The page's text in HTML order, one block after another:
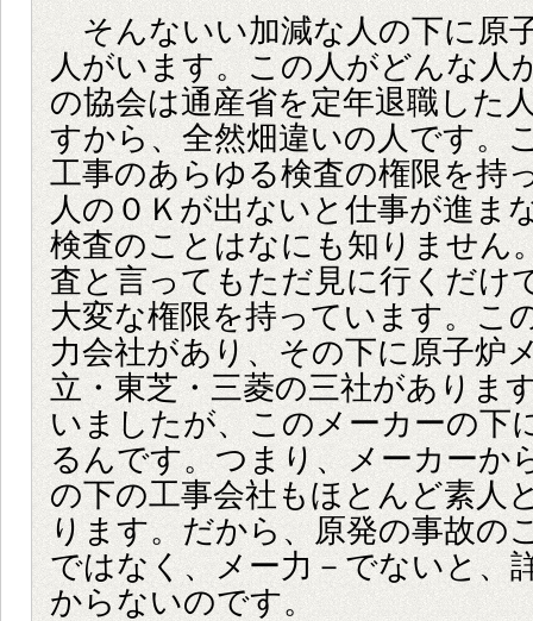
そんないい加減な人の下に原
人がいます。この人がどんな人
の協会は通産省を定年退職した
すから、全然畑違いの人です。
工事のあらゆる検査の権限を持
人の０Ｋが出ないと仕事が進ま
検査のことはなにも知りません
査と言ってもただ見に行くだけ
大変な権限を持っています。こ
力会社があり、その下に原子炉
立・東芝・三菱の三社がありま
いましたが、このメーカーの下
るんです。つまり、メーカーか
の下の工事会社もほとんど素人
ります。だから、原発の事故の
ではなく、メー力－でないと、
からないのです。